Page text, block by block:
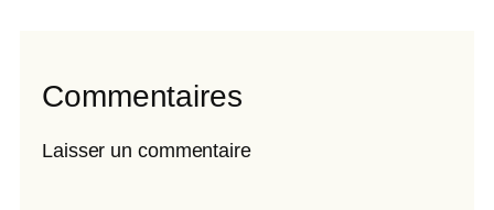
Commentaires
Laisser un commentaire